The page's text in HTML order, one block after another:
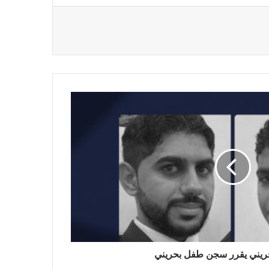
يقرر سجن طفل بحريني